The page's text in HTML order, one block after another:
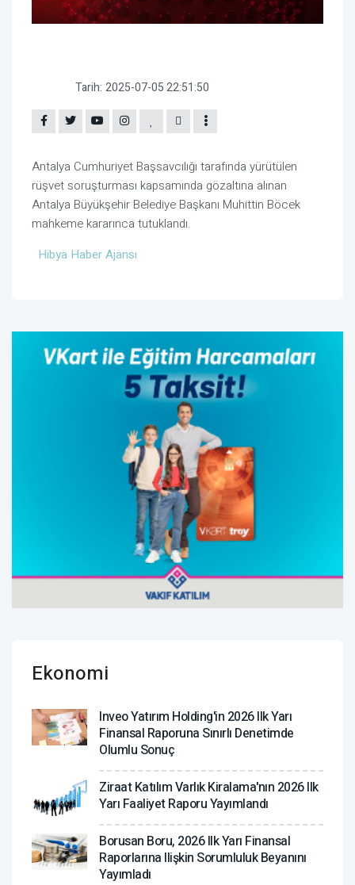
Tarih: 2025-07-05 22:51:50
Antalya Cumhuriyet Başsavcılığı tarafında yürütülen
rüşvet soruşturması kapsamında gözaltına alınan
Antalya Büyükşehir Belediye Başkanı Muhittin Böcek
mahkeme kararınca tutuklandı.
Hibya Haber Ajansı
Ekonomi
Inveo Yatırım Holding'in 2026 Ilk Yarı
Finansal Raporuna Sınırlı Denetimde
Olumlu Sonuç
Ziraat Katılım Varlık Kiralama'nın 2026 Ilk
Yarı Faaliyet Raporu Yayımlandı
Borusan Boru, 2026 Ilk Yarı Finansal
Raporlarına Ilişkin Sorumluluk Beyanını
Yayımladı